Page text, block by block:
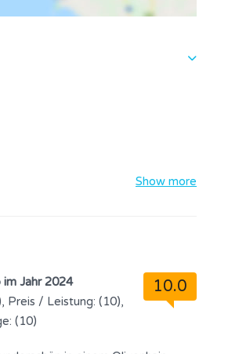
Show more
10.0
Jahr 2024
Preis / Leistung: (10),
(10)